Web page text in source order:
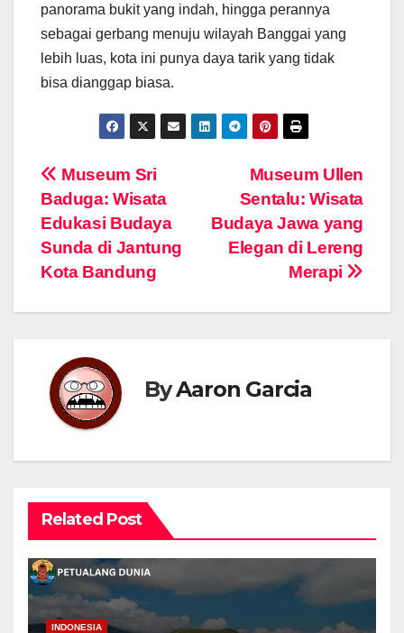
panorama bukit yang indah, hingga perannya
sebagai gerbang menuju wilayah Banggai yang
lebih luas, kota ini punya daya tarik yang tidak
bisa dianggap biasa.
Navigasi
pos
Museum Ullen
Sentalu: Wisata
Budaya Jawa yang
Elegan di Lereng
Merapi
Museum Sri
Baduga: Wisata
Edukasi Budaya
Sunda di Jantung
Kota Bandung
ByAaron Garcia
Related Post
INDONESIA